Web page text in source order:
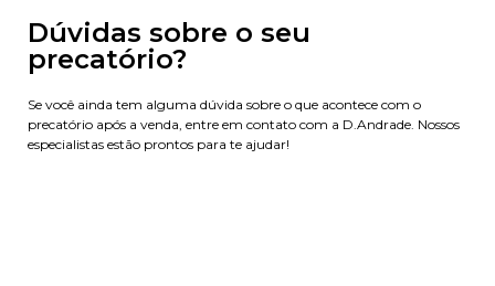
Dúvidas sobre o seu
precatório?
Se você ainda tem alguma dúvida sobre o que acontece com o
precatório após a venda, entre em contato com a D.Andrade. Nossos
especialistas estão prontos para te ajudar!